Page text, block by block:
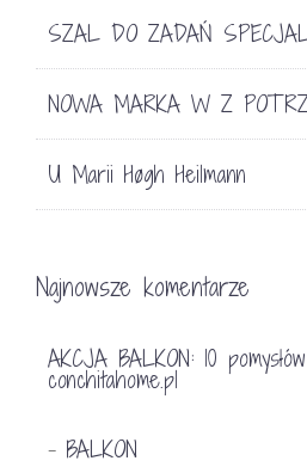
SZAL DO ZADAŃ
NOWA MARKA W Z
U Marii Høgh Heilmann
Najnowsze komentarze
AKCJA BALKON: 10
conchitahome.pl
- BALKON